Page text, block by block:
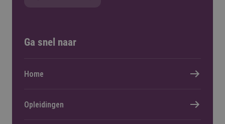
Ga snel naar
Home
Opleidingen